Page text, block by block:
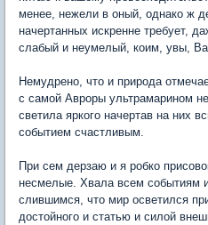
менее, нежели в оный, однако ж
начертанных искренне требует,
слабый и неумелый, коим, увы,
Немудрено, что и природа
с самой Авроры ультрамарином
светила яркого начертав на них
событием счастливым.
При сем дерзаю и я робко
несмелые. Хвала всем событиям
слившимся, что мир осветился
достойного и статью и силой